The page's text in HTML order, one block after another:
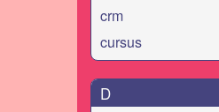
crm
cursus
D